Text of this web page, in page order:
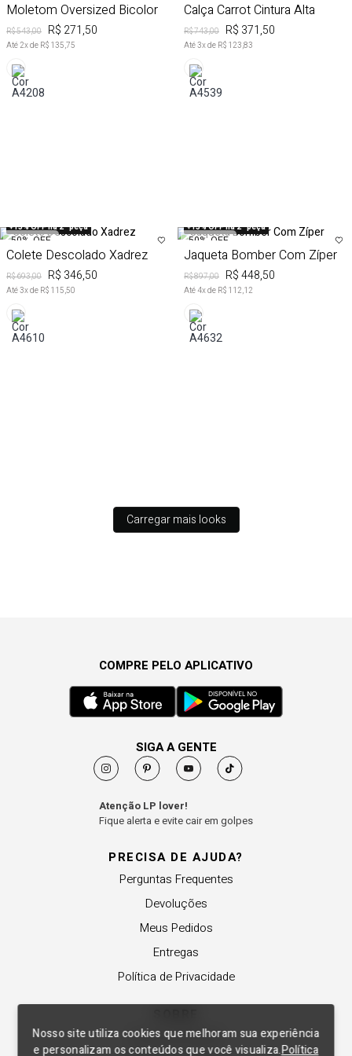
Nosso site utiliza cookies que melhoram sua experiência
e personalizam os conteúdos que você visualiza.Política
Moletom Oversized Bicolor
R$ 543,00 R$ 271,50
Até 2x de R$ 135,75
Calça Carrot Cintura Alta
R$ 743,00 R$ 371,50
Até3x de R$ 123,83
+15% OFF na 2ª peça
50% OFF
Colete Descolado Xadrez
R$ 693,00 R$ 346,50
Até3x de R$ 115,50
+15% OFF na 2ª peça
50% OFF
Jaqueta Bomber Com Zíper
R$ 897,00 R$ 448,50
Até4x de R$ 112,12
Carregar mais looks
PRECISA DE AJUDA?
Perguntas Frequentes
Devoluções
Meus Pedidos
Entregas
Política de Privacidade
A Lança Perfume
COMPRE PELO APLICATIVO
SIGA A GENTE
Atenção LP lover!
Fique alerta e evite cair em golpes